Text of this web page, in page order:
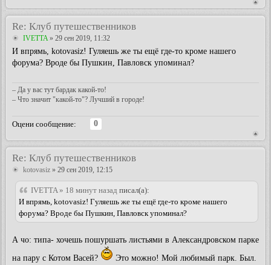
Re: Клуб путешественников
IVETTA» 29 сен 2019, 11:32
И впрямь, kotovasiz! Гуляешь же ты ещё где-то кроме нашего
форума? Вроде бы Пушкин, Павловск упоминал?
– Да у вас тут бардак какой-то!
– Что значит "какой-то"? Лучший в городе!
Оцени сообщение:
0
Re: Клуб путешественников
kotovasiz » 29 сен 2019, 12:15
IVETTA » 18 минут назад писал(а):
И впрямь, kotovasiz! Гуляешь же ты ещё где-то кроме нашего
форума? Вроде бы Пушкин, Павловск упоминал?
А чо: типа- хочешь пошуршать листьями в Александровском парке
на пару с Котом Васей?
Это можно! Мой любимый парк. Был.